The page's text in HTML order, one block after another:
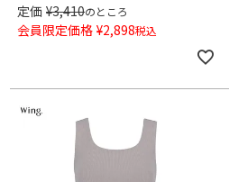
定価 ¥3,410のところ
会員限定価格 ¥2,898税込